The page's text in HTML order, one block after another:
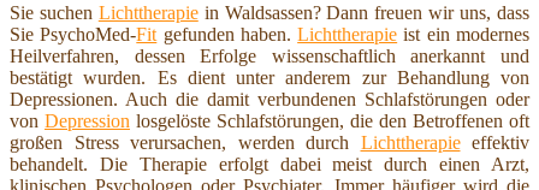
Sie suchen Lichttherapiein Waldsassen? Dann freuen wir uns, dass
Sie PsychoMed-Fit gefunden haben.Lichttherapie ist ein modernes
Heilverfahren, dessen Erfolge wissenschaftlich anerkannt und
bestätigt wurden. Es dient unter anderem zur Behandlung von
Depressionen. Auch die damit verbundenen Schlafstörungen oder
von Depression losgelöste Schlafstörungen, die den Betroffenen oft
großen Stress verursachen, werden durch Lichttherapieeffektiv
behandelt. Die Therapie erfolgt dabei meist durch einen Arzt,
klinischen Psychologen oder Psychiater. Immer häufiger wird die